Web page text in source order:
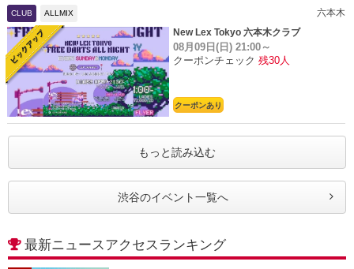
CLUB ALLMIX
六本木
New Lex Tokyo 六本木クラブ
08月09日(日) 21:00～
クーポンチェック 残30人
クーポンあり
もっと読み込む
渋谷のイベント一覧へ
最新ニュースアクセスランキング